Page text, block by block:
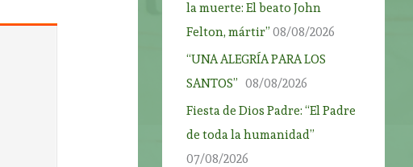
la muerte: El beato John
Felton, mártir” 08/08/2026
“UNA ALEGRÍA PARA LOS
SANTOS” 08/08/2026
Fiesta de Dios Padre: “El Padre
de toda la humanidad”
07/08/2026